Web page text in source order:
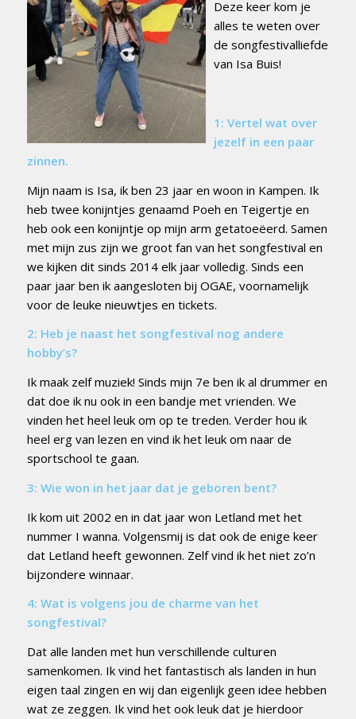
Deze keer kom je
alles te weten over
de songfestivalliefde
van Isa Buis!
1: Vertel wat over
jezelf in een paar
zinnen.
Mijn naam is Isa, ik ben 23 jaar en woon in Kampen. Ik
heb twee konijntjes genaamd Poeh en Teigertje en
heb ook een konijntje op mijn arm getatoeëerd. Samen
met mijn zus zijn we groot fan van het songfestival en
we kijken dit sinds 2014 elk jaar volledig. Sinds een
paar jaar ben ik aangesloten bij OGAE, voornamelijk
voor de leuke nieuwtjes en tickets.
2: Heb je naast het songfestival nog andere
hobby’s?
Ik maak zelf muziek! Sinds mijn 7e ben ik al drummer en
dat doe ik nu ook in een bandje met vrienden. We
vinden het heel leuk om op te treden. Verder hou ik
heel erg van lezen en vind ik het leuk om naar de
sportschool te gaan.
3: Wie won in het jaar dat je geboren bent?
Ik kom uit 2002 en in dat jaar won Letland met het
nummer I wanna. Volgensmij is dat ook de enige keer
dat Letland heeft gewonnen. Zelf vind ik het niet zo’n
bijzondere winnaar.
4: Wat is volgens jou de charme van het
songfestival?
Dat alle landen met hun verschillende culturen
samenkomen. Ik vind het fantastisch als landen in hun
eigen taal zingen en wij dan eigenlijk geen idee hebben
wat ze zeggen. Ik vind het ook leuk dat je hierdoor